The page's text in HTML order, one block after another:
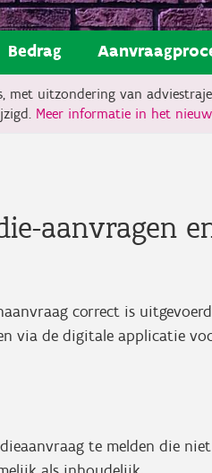
Bedrag
met uitzondering van
Meer informatie in het
aanvragen
correct is
via de digitale applicatie
te melden die